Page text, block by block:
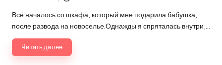
от
Всё началось со шкафа, который мне подарила бабушка,
после развода на новоселье.Однажды я спряталась внутри,…
Читать далее